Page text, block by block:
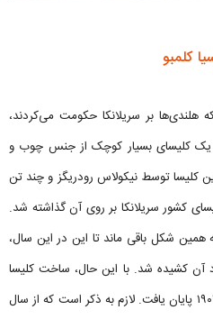
کلمبو
که هلندی‌ها بر سریلانکا حکومت می‌کردند،
یک کلیسای بسیار کوچک از جنس چوب و
سال ۱۷۸۲ میلادی، این کلیسا توسط نیکولاس رودریگز و چند تن
کشور سریلانکا بر روی آن گذاشته شد.
تا سال ۱۸۷۲ میلادی به همین شکل باقی ماند تا این در این سال،
آن کشیده شد. با این حال، ساخت کلیسا
۳۰ سال طول کشید و بالاخره در سال ۱۹۰۲ پایان یافت. لازم به ذکر است که از سال